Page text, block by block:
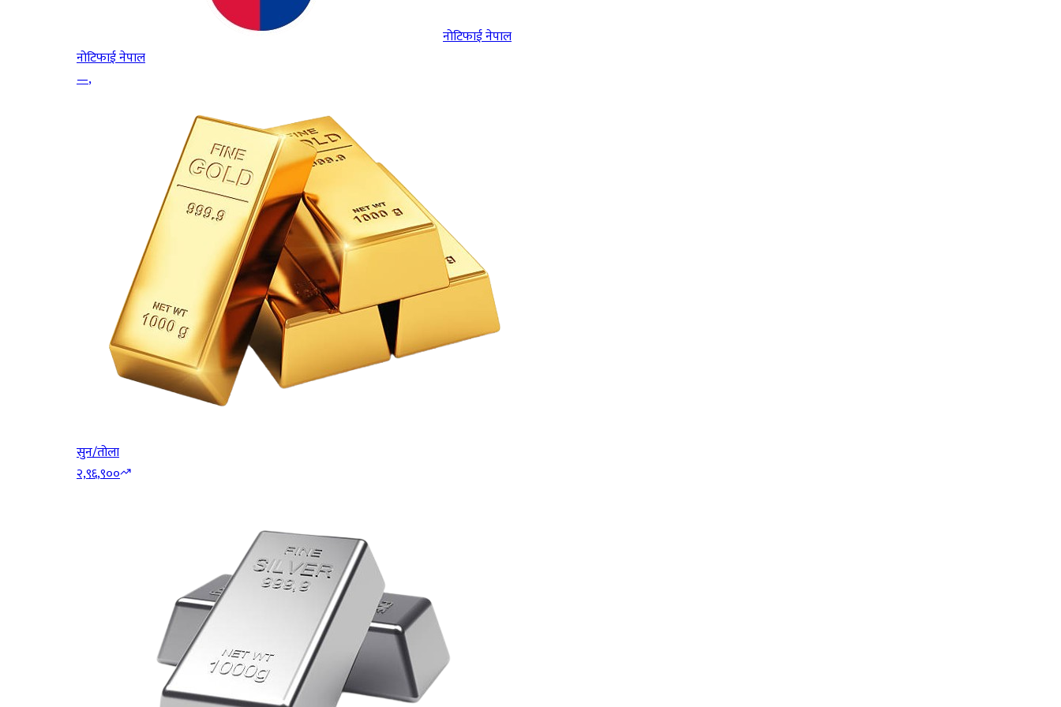
नोटिफाई नेपाल
नोटिफाई नेपाल
—,
सुन/तोला
२,९६,९००